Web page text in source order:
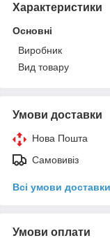
Характеристики
Основні
Виробник
Вид товару
Умови доставки
Нова Пошта
Самовивіз
Всі умови доставки
Умови оплати